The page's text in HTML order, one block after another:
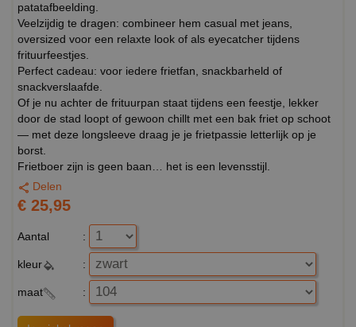
patatafbeelding.
Veelzijdig te dragen: combineer hem casual met jeans,
oversized voor een relaxte look of als eyecatcher tijdens
frituurfeestjes.
Perfect cadeau: voor iedere frietfan, snackbarheld of
snackverslaafde.
Of je nu achter de frituurpan staat tijdens een feestje, lekker
door de stad loopt of gewoon chillt met een bak friet op schoot
— met deze longsleeve draag je je frietpassie letterlijk op je
borst.
Frietboer zijn is geen baan… het is een levensstijl.
Delen
€ 25,95
Aantal :
kleur :
maat :